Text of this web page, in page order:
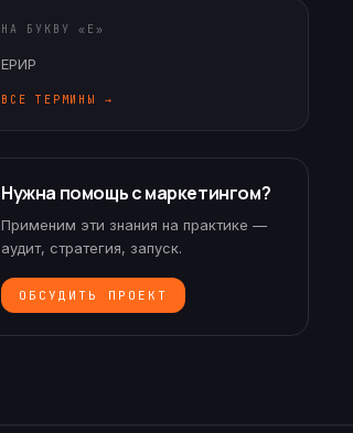
НА БУКВУ « Е »
ЕРИР
ВСЕ ТЕРМИНЫ →
Нужна помощь с маркетингом?
Применим эти знания на практике —
аудит, стратегия, запуск.
ОБСУДИТЬ ПРОЕКТ